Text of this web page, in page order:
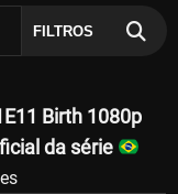
FILTROS
Birth 1080p
da série